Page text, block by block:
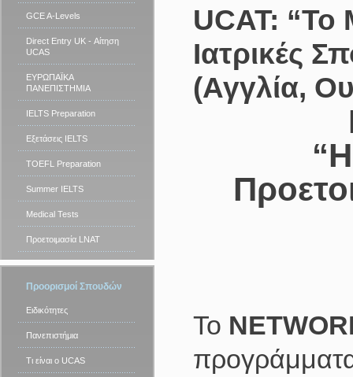
GCE A-Levels
Direct Entry UK - Αίτηση
UCAS
ΕΥΡΩΠΑΪΚΑ
ΠΑΝΕΠΙΣΤΗΜΙΑ
IELTS Preparation
Εξετάσεις IELTS
TOEFL Preparation
Summer IELTS
Medical Tests
Προετοιμασία LNAT
Προορισμοί Σπουδών
Ειδικότητες
Πανεπιστήμια
Τι είναι ο UCAS
UCAT: “Το
Ιατρικές
(Αγγλία,
To
προγράμματα